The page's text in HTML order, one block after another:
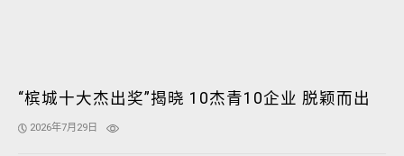
“槟城十大杰出奖”揭晓 10杰青10企业 脱颖而出
2026年7月29日